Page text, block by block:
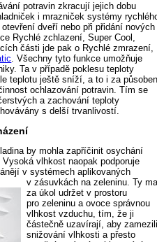
potravin zkracují jejich dobu
i mrazniček systémy
dveří nebo při přidání nových
Rychlé zchlazení, Super Cool,
části jde pak o Rychlé zmrazení,
. Všechny tyto funkce umožňuje
Ta v případě poklesu teploty
teplotu ještě sníží, a to i za
ochlazování potravin. Tím se
a zachování teploty
s delší trvanlivostí.
by mohla zapříčinit osychání
vlhkost naopak podporuje
v systémech aplikovaných
v zásuvkách na zeleninu. Ty
za úkol udržet v prostoru
pro zeleninu a ovoce správnou
vlhkost vzduchu, tím, že ji
částečně uzavírají, aby zamezili
snižování vlhkosti a přesto